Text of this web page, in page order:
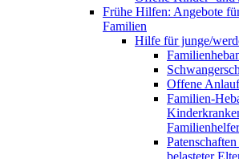
Frühe Hilfen: Angebote
Familien
Hilfe für junge/
Offene
Familien-
belasteter